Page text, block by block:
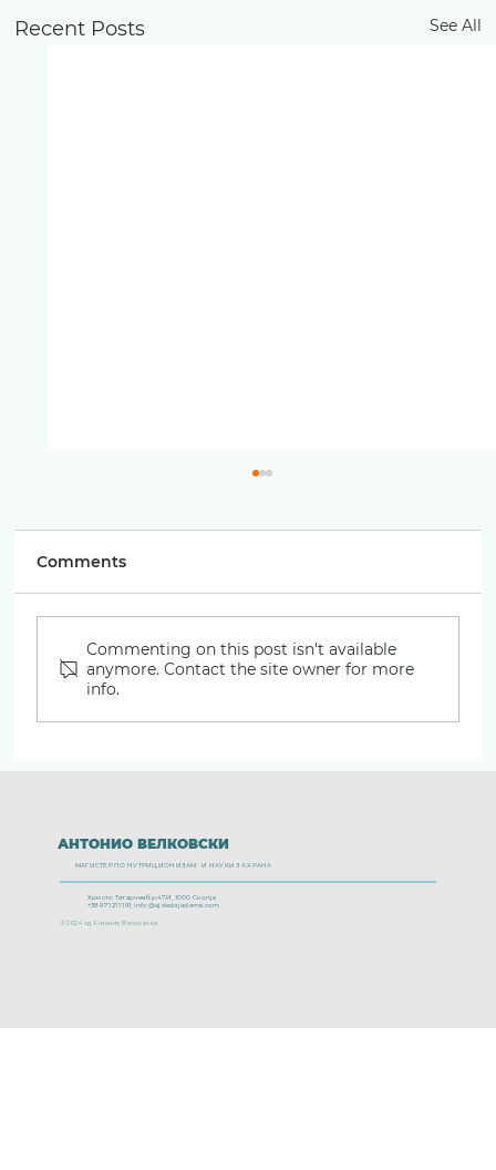
Recent Posts See All
Врап со ориентален вкус
Comments
Commenting on this post isn't available
anymore. Contact the site owner for more
info.
АНТОНИО ВЕЛКОВСКИ
МАГИСТЕР ПО НУТРИЦИОНИЗАМ И НАУКИ ЗА ХРАНА
Христо Татарчев бр.47И, 1000 Скопје
+389 71 211 191; info@ajdedajademe.com
© 2024 од Антонио Велковски